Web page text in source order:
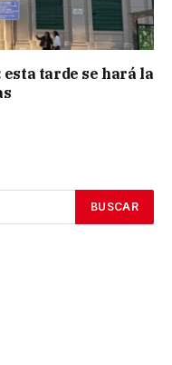
tarde se hará la